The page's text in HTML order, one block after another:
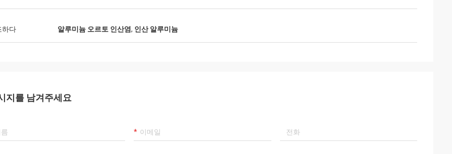
하다 알루미늄 오르토 인산염, 인산 알루미늄
지를 남겨주세요